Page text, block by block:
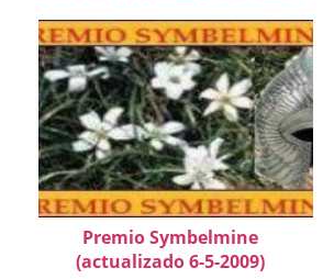
Premio Symbelmine
(actualizado 6-5-2009)